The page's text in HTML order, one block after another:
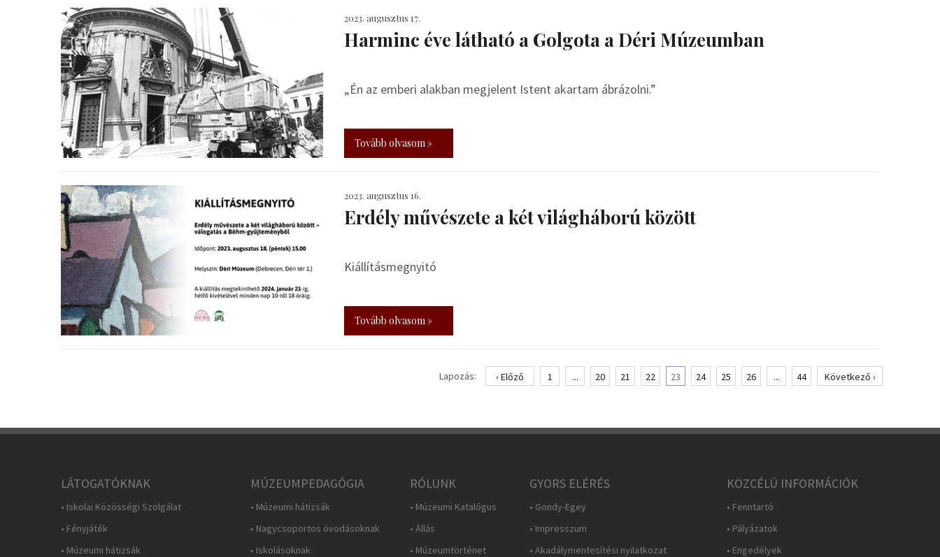
2023. augusztus 17.
Harminc éve látható a Golgota a Déri Múzeumban
„Én az emberi alakban megjelent Istent akartam ábrázolni.”
Tovább olvasom »
2023. augusztus 16.
Erdély művészete a két világháború között
Kiállításmegnyitó
Tovább olvasom »
Lapozás: ‹ Előző 1 ... 20 21 22 23 24 25 26 ... 44 Következő ›
LÁTOGATÓKNAK
• Iskolai Közösségi Szolgálat
• Fényjáték
• Múzeumi hátizsák
MÚZEUMPEDAGÓGIA
• Múzeumi hátizsák
• Nagycsoportos óvodásoknak
• Iskolásoknak
RÓLUNK
• Múzeumi Katalógus
• Állás
• Múzeumtörténet
GYORS ELÉRÉS
• Gondy-Egey
• Impresszum
• Akadálymentesítési nyilatkozat
KÖZCÉLÚ INFORMÁCIÓK
• Fenntartó
• Pályázatok
• Engedélyek